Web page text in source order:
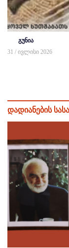
გუნია
31 / ივლისი 2026
დადიანების